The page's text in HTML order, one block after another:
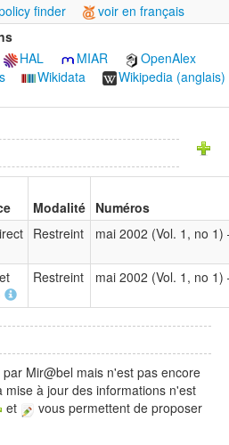
finder
voir en français
HAL MIAR
OpenAlex
Wikidata
Wikipedia (anglais)
Modalité Numéros
Restreint mai 2002 (Vol. 1, no
Restreint mai 2002 (Vol. 1, no
Mir@bel mais n'est pas encore
à jour des informations n'est
et
vous permettent de proposer